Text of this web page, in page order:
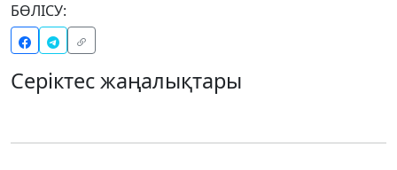
БӨЛІСУ:
Серіктес жаңалықтары